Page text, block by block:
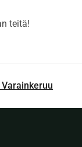
teitä!